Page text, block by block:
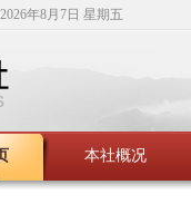
2026年8月7日 星期五
本社概况